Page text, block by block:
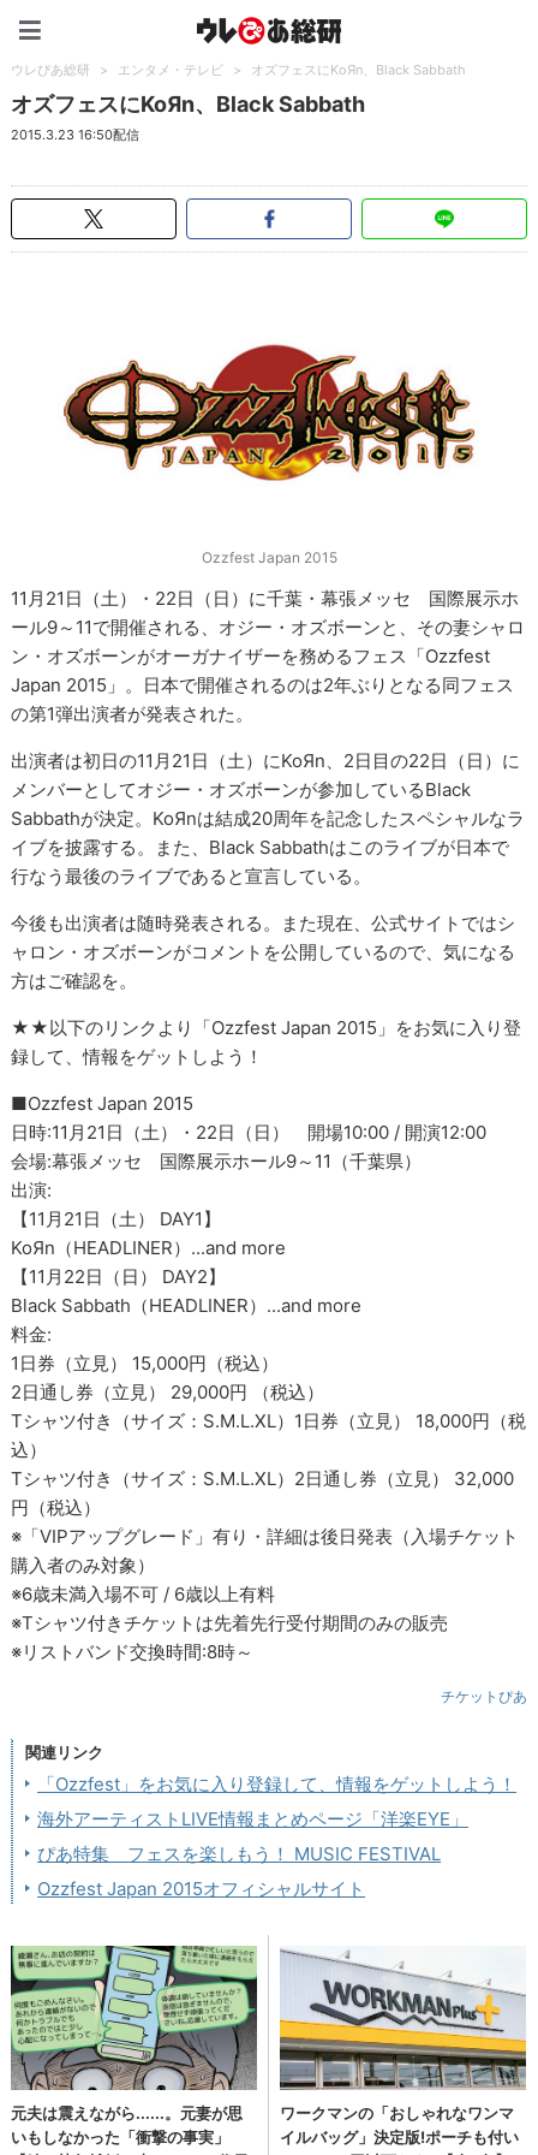
ウレぴあ総研 > エンタメ・テレビ > オズフェスにKoЯn、Black Sabbath
オズフェスにKoЯn、Black Sabbath
2015.3.23 16:50配信
Ozzfest Japan 2015
11月21日（土）・22日（日）に千葉・幕張メッセ 国際展示ホ
ール9～11で開催される、オジー・オズボーンと、その妻シャロ
ン・オズボーンがオーガナイザーを務めるフェス「Ozzfest
Japan 2015」。日本で開催されるのは2年ぶりとなる同フェス
の第1弾出演者が発表された。
出演者は初日の11月21日（土）にKoЯn、2日目の22日（日）に
メンバーとしてオジー・オズボーンが参加しているBlack
Sabbathが決定。KoЯnは結成20周年を記念したスペシャルなラ
イブを披露する。また、Black Sabbathはこのライブが日本で
行なう最後のライブであると宣言している。
今後も出演者は随時発表される。また現在、公式サイトではシ
ャロン・オズボーンがコメントを公開しているので、気になる
方はご確認を。
★★以下のリンクより「Ozzfest Japan 2015」をお気に入り登
録して、情報をゲットしよう！
■Ozzfest Japan 2015
日時:11月21日（土）・22日（日） 開場10:00 / 開演12:00
会場:幕張メッセ 国際展示ホール9～11（千葉県）
出演:
【11月21日（土） DAY1】
KoЯn（HEADLINER）...and more
【11月22日（日） DAY2】
Black Sabbath（HEADLINER）...and more
料金:
1日券（立見） 15,000円（税込）
2日通し券（立見） 29,000円 （税込）
Tシャツ付き（サイズ：S.M.L.XL）1日券（立見） 18,000円（税
込）
Tシャツ付き（サイズ：S.M.L.XL）2日通し券（立見） 32,000
円（税込）
※「VIPアップグレード」有り・詳細は後日発表（入場チケット
購入者のみ対象）
※6歳未満入場不可 / 6歳以上有料
※Tシャツ付きチケットは先着先行受付期間のみの販売
※リストバンド交換時間:8時～
チケットぴあ
関連リンク
「Ozzfest」をお気に入り登録して、情報をゲットしよう！
海外アーティストLIVE情報まとめページ「洋楽EYE」
ぴあ特集 フェスを楽しもう！ MUSIC FESTIVAL
Ozzfest Japan 2015オフィシャルサイト